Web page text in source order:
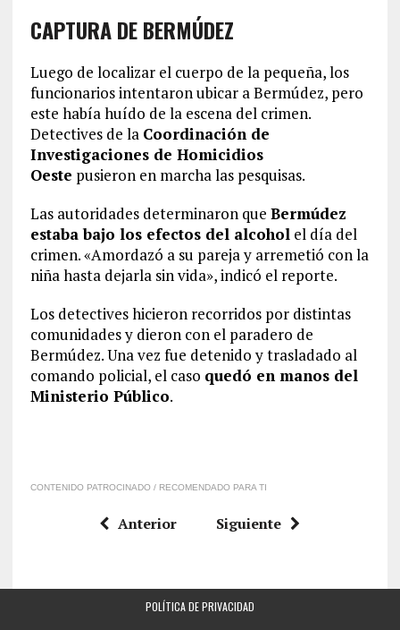
CAPTURA DE BERMÚDEZ
Luego de localizar el cuerpo de la pequeña, los
funcionarios intentaron ubicar a Bermúdez, pero
este había huído de la escena del crimen.
Detectives de la Coordinación de
Investigaciones de Homicidios
Oeste pusieron en marcha las pesquisas.
Las autoridades determinaron que Bermúdez
estaba bajo los efectos del alcoholel día del
crimen. «Amordazó a su pareja y arremetió con la
niña hasta dejarla sin vida», indicó el reporte.
Los detectives hicieron recorridos por distintas
comunidades y dieron con el paradero de
Bermúdez. Una vez fue detenido y trasladado al
comando policial, el caso quedó en manos del
Ministerio Público.
CONTENIDO PATROCINADO / RECOMENDADO PARA TI
Anterior Siguiente
POLÍTICA DE PRIVACIDAD